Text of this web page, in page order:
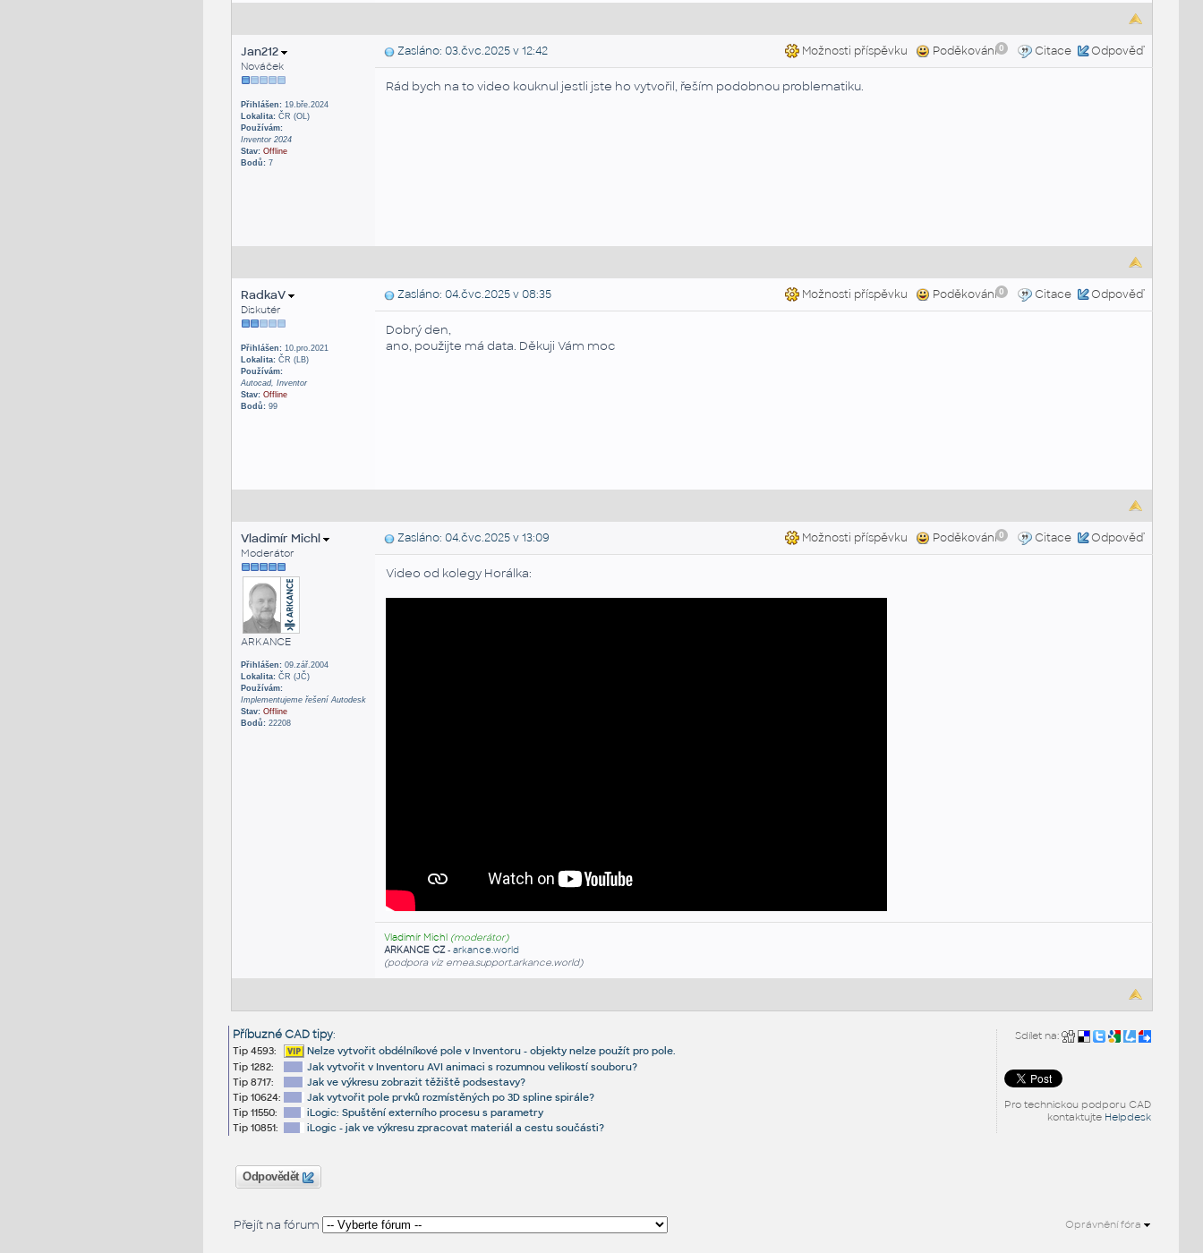
Jan212
Nováček
Přihlášen:19.bře.2024
Lokalita:ČR (OL)
Používám:
Inventor 2024
Stav: Offline
Bodů:7
Možnosti příspěvku Poděkování 0 Citace Odpověď
Zasláno: 03.čvc.2025 v 12:42
Rád bych na to video kouknul jestli jste ho vytvořil, řeším podobnou problematiku.
RadkaV
Diskutér
Přihlášen:10.pro.2021
Lokalita:ČR (LB)
Používám:
Autocad, Inventor
Stav: Offline
Bodů:99
Možnosti příspěvku Poděkování 0 Citace Odpověď
Zasláno: 04.čvc.2025 v 08:35
Dobrý den,
ano, použijte má data. Děkuji Vám moc
Vladimír Michl
Moderátor
ARKANCE
Přihlášen:09.zář.2004
Lokalita:ČR (JČ)
Používám:
Implementujeme řešení Autodesk
Stav: Offline
Bodů:22208
Možnosti příspěvku Poděkování 0 Citace Odpověď
Zasláno: 04.čvc.2025 v 13:09
Video od kolegy Horálka:
Vladimír Michl (moderátor)
ARKANCE CZ- arkance.world
(podpora viz emea.support.arkance.world)
Sdílet na:
Pro technickou podporu CAD
kontaktujte Helpdesk
Příbuzné CAD tipy:
Tip 4593:
Nelze vytvořit obdélníkové pole v Inventoru - objekty nelze použít pro pole.
Tip 1282:
Jak vytvořit v Inventoru AVI animaci s rozumnou velikostí souboru?
Tip 8717:
Jak ve výkresu zobrazit těžiště podsestavy?
Tip 10624:
Jak vytvořit pole prvků rozmístěných po 3D spline spirále?
Tip 11550:
iLogic: Spuštění externího procesu s parametry
Tip 10851:
iLogic - jak ve výkresu zpracovat materiál a cestu součásti?
Odpovědět
Přejít na fórum Oprávnění fóra